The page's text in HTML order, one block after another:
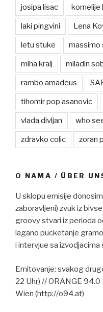
josipa lisac kornelije
laki pingvini Lena
letu stuke massimo
miha kralj miladin
rambo amadeus
tihomir pop asanovic
vlada divljan who
zdravko colic zoran
O NAMA / ÜBER
U sklopu emisije
zaboravljeni) zvuk iz
groovy stvari iz perioda
lagano pucketanje
i intervjue sa izvodjacima
Emitovanje: svakog
22 Uhr) // ORANGE 94.0
Wien (http://o94.at)